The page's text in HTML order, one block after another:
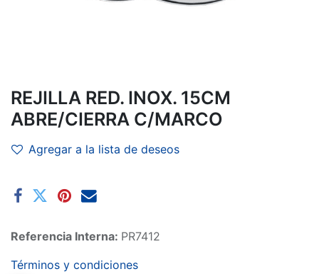
REJILLA RED. INOX. 15CM
ABRE/CIERRA C/MARCO
Agregar a la lista de deseos
Referencia Interna: PR7412
Términos y condiciones